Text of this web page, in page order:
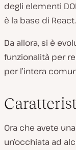
degli elementi
è la base di React.
Da allora, si è
funzionalità per
per l’intera
Ora che avete
un’occhiata ad